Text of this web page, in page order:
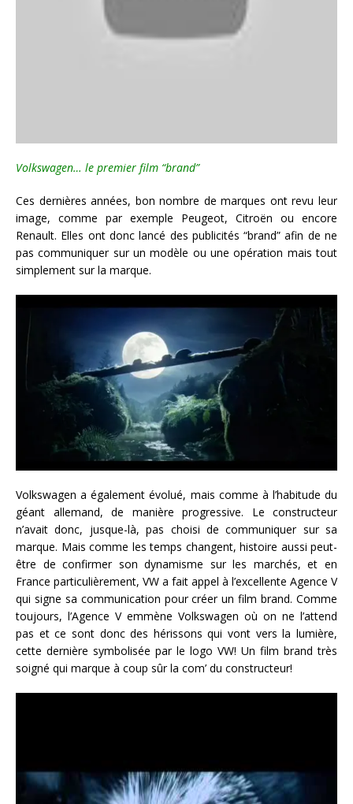
Volkswagen… le premier film “brand”
Ces dernières années, bon nombre de marques ont revu leur
image, comme par exemple Peugeot, Citroën ou encore
Renault. Elles ont donc lancé des publicités “brand” afin de ne
pas communiquer sur un modèle ou une opération mais tout
simplement sur la marque.
Volkswagen a également évolué, mais comme à l’habitude du
géant allemand, de manière progressive. Le constructeur
n’avait donc, jusque-là, pas choisi de communiquer sur sa
marque. Mais comme les temps changent, histoire aussi peut-
être de confirmer son dynamisme sur les marchés, et en
France particulièrement, VW a fait appel à l’excellente Agence V
qui signe sa communication pour créer un film brand. Comme
toujours, l’Agence V emmène Volkswagen où on ne l’attend
pas et ce sont donc des hérissons qui vont vers la lumière,
cette dernière symbolisée par le logo VW! Un film brand très
soigné qui marque à coup sûr la com’ du constructeur!